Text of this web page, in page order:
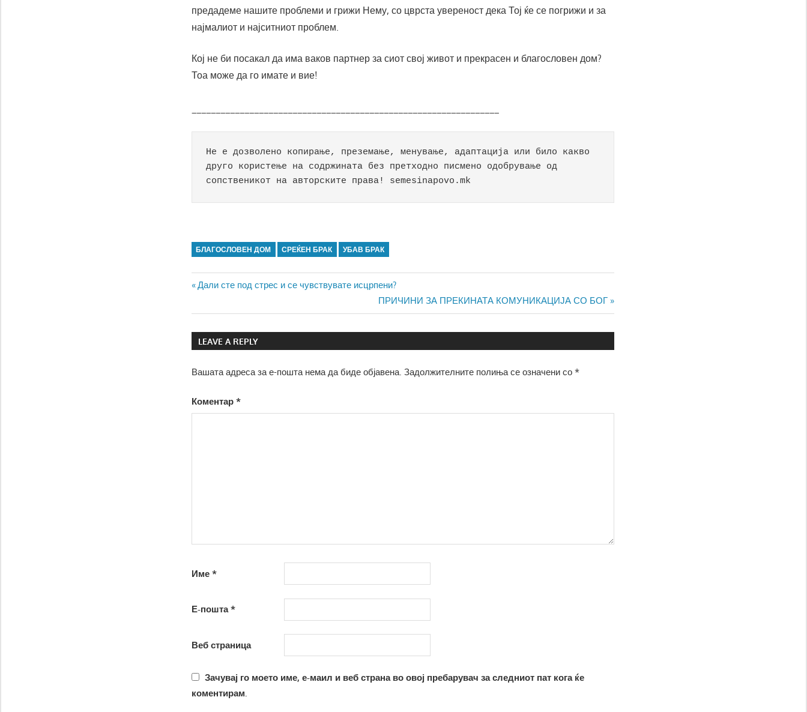
предадеме нашите проблеми и грижи Нему, со цврста увереност дека Тој ќе се погрижи и за
најмалиот и најситниот проблем.
Кој не би посакал да има ваков партнер за сиот свој живот и прекрасен и благословен дом?
Тоа може да го имате и вие!
Не е дозволено копирање, преземање, менување, адаптација или било какво
друго користење на содржината без претходно писмено одобрување од
сопственикот на авторските права! semesinapovo.mk
БЛАГОСЛОВЕН ДОМ СРЕЌЕН БРАК УБАВ БРАК
Навигација
на
напис
Previous
Дали сте под стрес и се чувствувате исцрпени?
Next
Post:
ПРИЧИНИ ЗА ПРЕКИНАТА КОМУНИКАЦИЈА СО БОГ
LEAVE A REPLY
Вашата адреса за е-пошта нема да биде објавена. Задолжителните полиња се означени со*
Коментар*
Име*
Е-пошта*
Веб страница
Зачувај го моето име, е-маил и веб страна во овој пребарувач за следниот пат кога ќе
коментирам.